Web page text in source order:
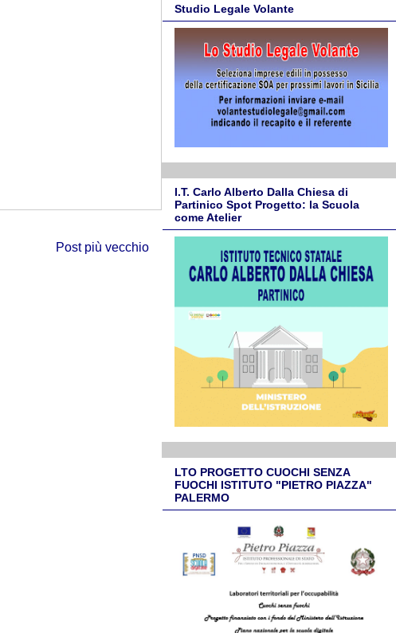
Post più vecchio
Studio Legale Volante
I.T. Carlo Alberto Dalla Chiesa di
Partinico Spot Progetto: la Scuola
come Atelier
LTO PROGETTO CUOCHI SENZA
FUOCHI ISTITUTO "PIETRO PIAZZA"
PALERMO